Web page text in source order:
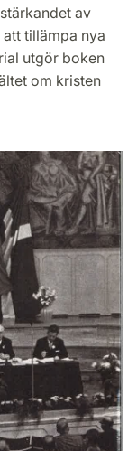
av
tillämpa nya
utgör boken
om kristen